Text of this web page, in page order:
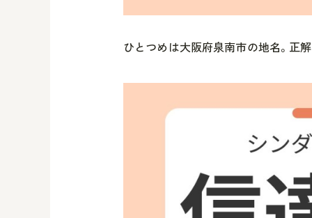
ひとつめは大阪府泉南市の地名。正